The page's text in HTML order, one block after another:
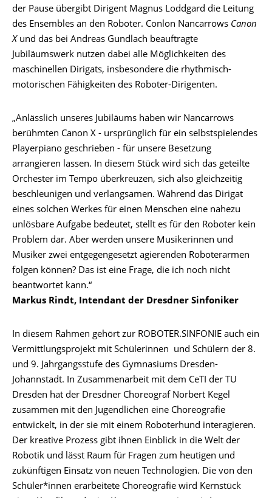
der Pause übergibt Dirigent Magnus Loddgard die Leitung
des Ensembles an den Roboter. Conlon Nancarrows Canon
X und das bei Andreas Gundlach beauftragte
Jubiläumswerk nutzen dabei alle Möglichkeiten des
maschinellen Dirigats, insbesondere die rhythmisch-
motorischen Fähigkeiten des Roboter-Dirigenten.
„Anlässlich unseres Jubiläums haben wir Nancarrows
berühmten Canon X - ursprünglich für ein selbstspielendes
Playerpiano geschrieben - für unsere Besetzung
arrangieren lassen. In diesem Stück wird sich das geteilte
Orchester im Tempo überkreuzen, sich also gleichzeitig
beschleunigen und verlangsamen. Während das Dirigat
eines solchen Werkes für einen Menschen eine nahezu
unlösbare Aufgabe bedeutet, stellt es für den Roboter kein
Problem dar. Aber werden unsere Musikerinnen und
Musiker zwei entgegengesetzt agierenden Roboterarmen
folgen können? Das ist eine Frage, die ich noch nicht
beantwortet kann.“
Markus Rindt, Intendant der Dresdner Sinfoniker
In diesem Rahmen gehört zur ROBOTER.SINFONIE auch ein
Vermittlungsprojekt mit Schülerinnen und Schülern der 8.
und 9. Jahrgangsstufe des Gymnasiums Dresden-
Johannstadt. In Zusammenarbeit mit dem CeTI der TU
Dresden hat der Dresdner Choreograf Norbert Kegel
zusammen mit den Jugendlichen eine Choreografie
entwickelt, in der sie mit einem Roboterhund interagieren.
Der kreative Prozess gibt ihnen Einblick in die Welt der
Robotik und lässt Raum für Fragen zum heutigen und
zukünftigen Einsatz von neuen Technologien. Die von den
Schüler*innen erarbeitete Choreografie wird Kernstück